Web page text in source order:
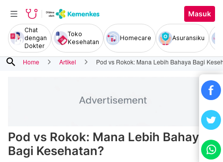
Masuk
Chat
dengan
Dokter
Toko
Kesehatan
Homecare Asuransiku
search Home Artikel Pod vs Rokok: Mana Lebih Bahaya Bagi
Pod vs Rokok: Mana Lebih Bahaya
Bagi Kesehatan?